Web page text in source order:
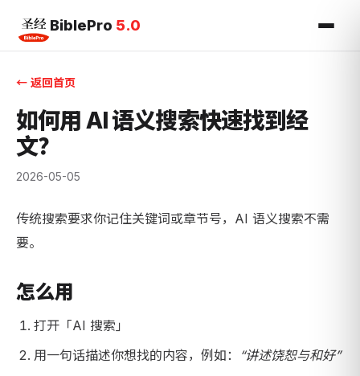
BiblePro 5.0
← 返回首页
如何用 AI 语义搜索快速找到经
文？
2026-05-05
传统搜索要求你记住关键词或章节号，AI 语义搜索不需
要。
怎么用
打开「AI 搜索」
用一句话描述你想找的内容，例如：
“讲述饶恕与和好”